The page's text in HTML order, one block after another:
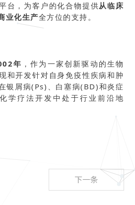
台，为客户的化合物提供从临床
业化生产全方位的支持。
年 ，作为一家创新驱动的生物
和开发针对自身免疫性疾病和肿
银屑病(Ps)、白塞病(BD)和炎症
学疗法开发中处于行业前沿地
下一条